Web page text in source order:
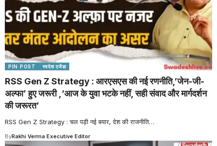
PIN POST स्वदेश एजेंडा
RSS Gen Z Strategy : आरएसएस की नई रणनीति,’जेन-जी-
अल्फा’ हुए जरूरी ,‘आज के युवा भटके नहीं, सही संवाद और मार्गदर्शन
की जरूरत’
RSS Gen Z Strategy : चल पड़ी नई बयार, देश की राजनीति…
ByRakhi Verma Executive Editor